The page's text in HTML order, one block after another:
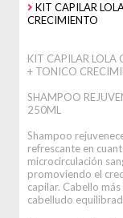
KIT CAPILAR
CRECIMIENTO
KIT CAPILAR LOLA
+ TONICO
SHAMPOO
250ML
Shampoo
refrescante en
microcirculación
promoviendo el
capilar. Cabello
cabelludo